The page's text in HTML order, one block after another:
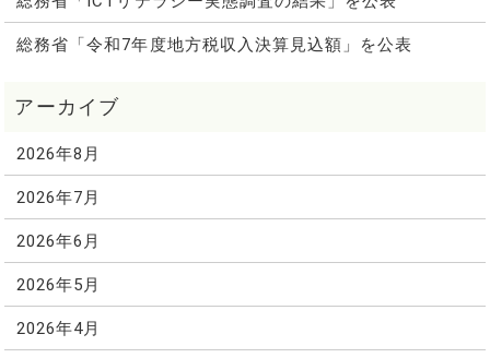
総務省「令和7年度地方税収入決算見込額」を公表
2026年8月
2026年7月
2026年6月
2026年5月
2026年4月